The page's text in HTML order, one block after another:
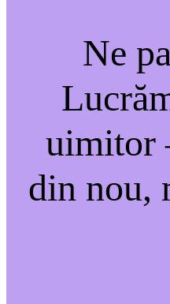
Ne
uimitor
din nou,